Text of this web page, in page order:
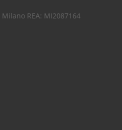
REA: MI2087164